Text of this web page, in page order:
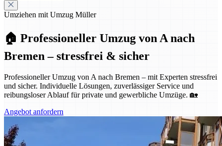
Umziehen mit Umzug Müller
🏠 Professioneller Umzug von A nach
Bremen – stressfrei & sicher
Professioneller Umzug von A nach Bremen – mit Experten stressfrei
und sicher. Individuelle Lösungen, zuverlässiger Service und
reibungsloser Ablauf für private und gewerbliche Umzüge. 🏡
Angebot anfordern